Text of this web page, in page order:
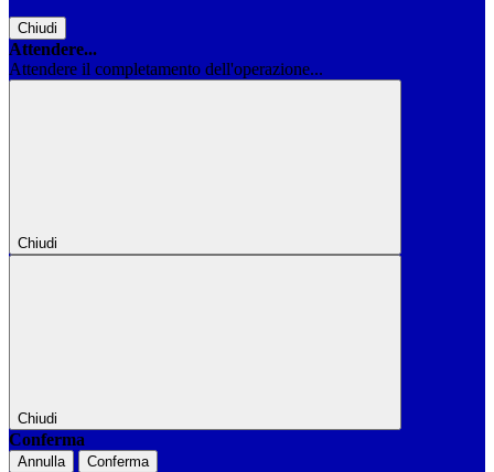
Chiudi
Attendere...
Attendere il completamento dell'operazione...
Chiudi
Chiudi
Conferma
Annulla Conferma